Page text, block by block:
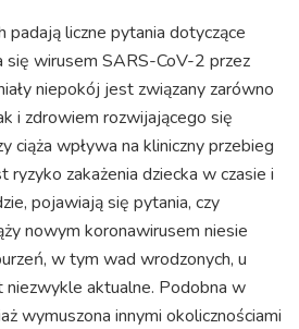
liczne pytania dotyczące
się wirusem SARS-CoV-2 przez
niepokój jest związany zarówno
i zdrowiem rozwijającego się
ciąża wpływa na kliniczny przebieg
ryzyko zakażenia dziecka w czasie i
pojawiają się pytania, czy
nowym koronawirusem niesie
w tym wad wrodzonych, u
aktualne. Podobna w
wymuszona innymi okolicznościami